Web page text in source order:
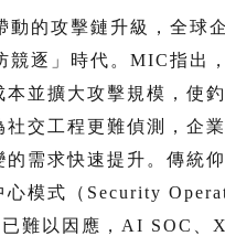
動的攻擊鏈升級，全球
競逐」時代。MIC指出
並擴大攻擊規模，使釣
社交工程更難偵測，企
的需求快速提升。傳統
心模式（Security
難以因應，AI SOC、